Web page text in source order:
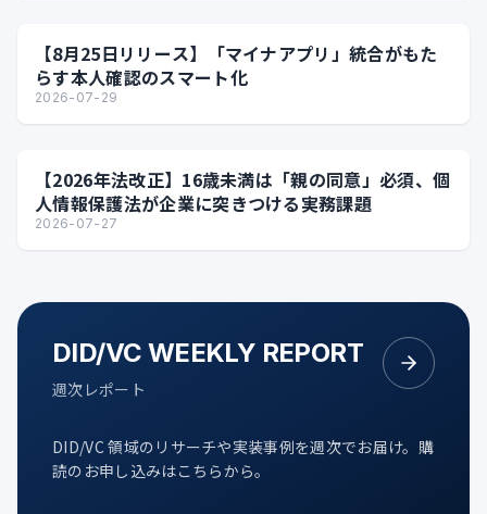
【8月25日リリース】「マイナアプリ」統合がもた
らす本人確認のスマート化
2026-07-29
【2026年法改正】16歳未満は「親の同意」必須、個
人情報保護法が企業に突きつける実務課題
2026-07-27
DID/VC WEEKLY REPORT
週次レポート
DID/VC 領域のリサーチや実装事例を週次でお届け。購
読のお申し込みはこちらから。